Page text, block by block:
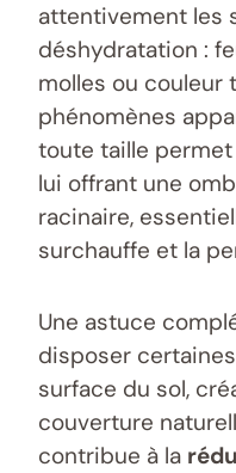
attentivement les
déshydratation :
molles ou couleur
phénomènes
toute taille
lui offrant une
racinaire,
surchauffe et la
Une astuce
disposer
surface du sol,
couverture
contribue à la